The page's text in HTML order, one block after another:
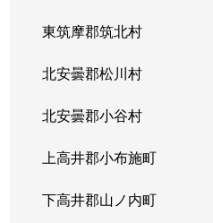
東筑摩郡筑北村
北安曇郡松川村
北安曇郡小谷村
上高井郡小布施町
下高井郡山ノ内町